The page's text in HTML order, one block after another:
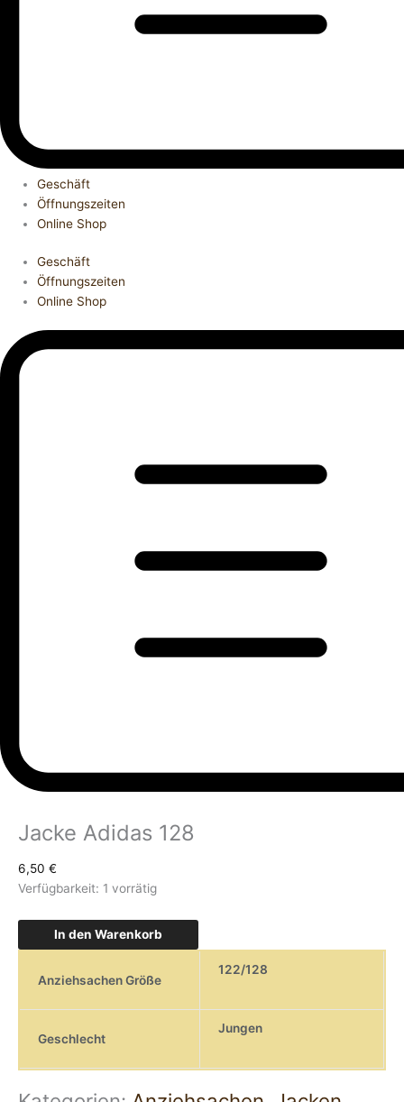
Geschäft
Öffnungszeiten
Online Shop
Geschäft
Öffnungszeiten
Online Shop
Jacke Adidas 128
6,50 €
Verfügbarkeit: 1 vorrätig
In den Warenkorb
Anziehsachen Größe
122/128
Geschlecht
Jungen